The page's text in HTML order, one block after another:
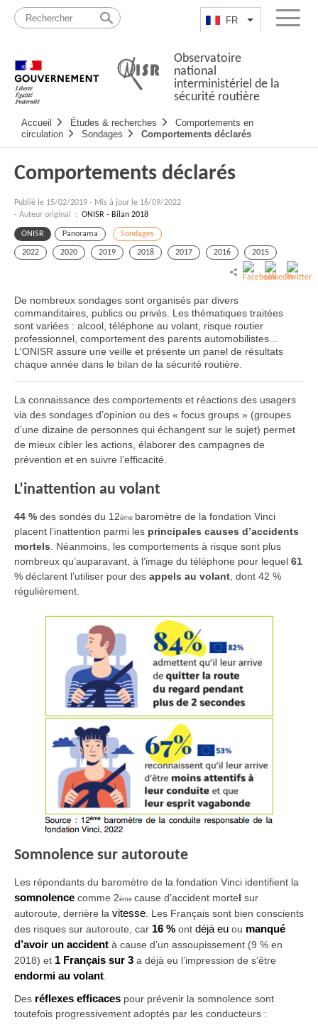
Passer
contenu
FR Lister lesMenu
Observatoire
national
interministériel de la
sécurité routière
principale
Accueil Études & recherches
Comportements en
circulation
Sondages Comportements déclarés
Comportements déclarés
Publié le 15/02/2019 - Mis à jour le 16/09/2022
- Auteur original : ONISR - Bilan 2018
ONISR Panorama Sondages
2022 2020 2019 2018 2017 2016 2015
De nombreux sondages sont organisés par divers
commanditaires, publics ou privés. Les thématiques traitées
sont variées : alcool, téléphone au volant, risque routier
professionnel, comportement des parents automobilistes...
L'ONISR assure une veille et présente un panel de résultats
chaque année dans le bilan de la sécurité routière.
La connaissance des comportements et réactions des usagers
via des sondages d’opinion ou des « focus groups » (groupes
d’une dizaine de personnes qui échangent sur le sujet) permet
de mieux cibler les actions, élaborer des campagnes de
prévention et en suivre l’efficacité.
L’inattention au volant
44 % des sondés du 12ème baromètre de la fondation Vinci
placent l’inattention parmi les principales causes d’accidents
mortels
Néanmoins, les comportements à risque sont plus
nombreux qu’auparavant, à l’image du téléphone pour lequel 61
% déclarent l’utiliser pour des appels au volant , dont 42 %
régulièrement.
Somnolence sur autoroute
Les répondants du baromètre de la fondation Vinci identifient la
somnolence comme 2ème cause d’accident mortel sur
autoroute, derrière la vitesse . Les Français sont bien conscients
des risques sur autoroute, car 16 % ont déjà eu ou manqué
d’avoir un accident à cause d’un assoupissement (9 % en
2018) et 1 Français sur 3 a déjà eu l’impression de s’être
endormi au volant
Des réflexes efficaces pour prévenir la somnolence sont
toutefois progressivement adoptés par les conducteurs :